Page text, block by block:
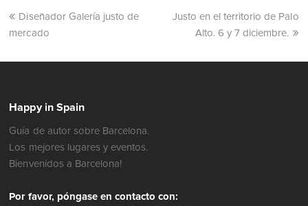
Diseñador Galería justo de
mercado
Justo en el territorio de Palo
Alto. 6 y 7 diciembre.
Happy in Spain
Guía de autor sobre Barcelona.
Los mejores lugares y eventos.
Bienvenidos a Barcelona!
Por favor, póngase en contacto con: